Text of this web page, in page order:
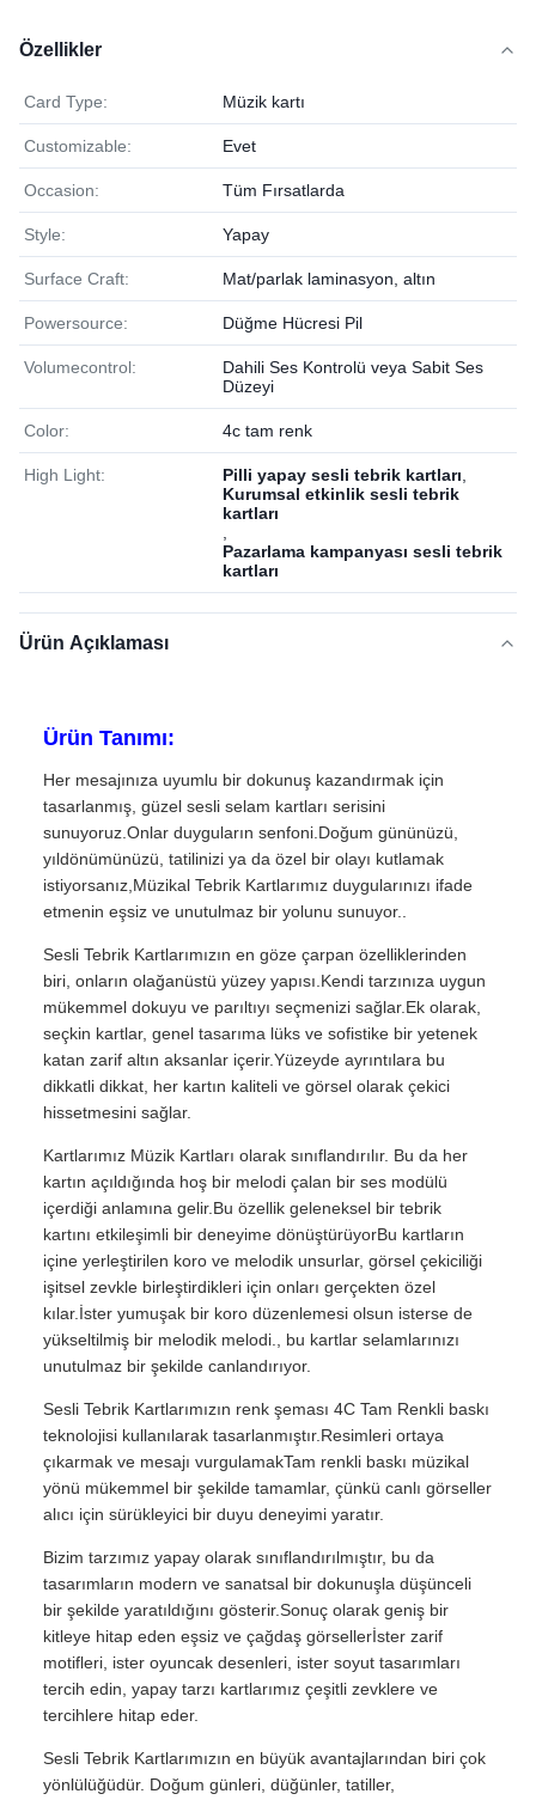
Özellikler
Card Type: Müzik kartı
Customizable: Evet
Occasion: Tüm Fırsatlarda
Style: Yapay
Surface Craft: Mat/parlak laminasyon, altın
Powersource: Düğme Hücresi Pil
Volumecontrol:
Dahili Ses Kontrolü veya Sabit Ses
Düzeyi
Color: 4c tam renk
High Light: Pilli yapay sesli tebrik kartları
Kurumsal etkinlik sesli tebrik
kartları
Pazarlama kampanyası sesli tebrik
kartları
Ürün Açıklaması
Ürün Tanımı:
Her mesajınıza uyumlu bir dokunuş kazandırmak için
tasarlanmış, güzel sesli selam kartları serisini
sunuyoruz.Onlar duyguların senfoni.Doğum gününüzü,
yıldönümünüzü, tatilinizi ya da özel bir olayı kutlamak
istiyorsanız,Müzikal Tebrik Kartlarımız duygularınızı ifade
etmenin eşsiz ve unutulmaz bir yolunu sunuyor..
Sesli Tebrik Kartlarımızın en göze çarpan özelliklerinden
biri, onların olağanüstü yüzey yapısı.Kendi tarzınıza uygun
mükemmel dokuyu ve parıltıyı seçmenizi sağlar.Ek olarak,
seçkin kartlar, genel tasarıma lüks ve sofistike bir yetenek
katan zarif altın aksanlar içerir.Yüzeyde ayrıntılara bu
dikkatli dikkat, her kartın kaliteli ve görsel olarak çekici
hissetmesini sağlar.
Kartlarımız Müzik Kartları olarak sınıflandırılır. Bu da her
kartın açıldığında hoş bir melodi çalan bir ses modülü
içerdiği anlamına gelir.Bu özellik geleneksel bir tebrik
kartını etkileşimli bir deneyime dönüştürüyorBu kartların
içine yerleştirilen koro ve melodik unsurlar, görsel çekiciliği
işitsel zevkle birleştirdikleri için onları gerçekten özel
kılar.İster yumuşak bir koro düzenlemesi olsun isterse de
yükseltilmiş bir melodik melodi., bu kartlar selamlarınızı
unutulmaz bir şekilde canlandırıyor.
Sesli Tebrik Kartlarımızın renk şeması 4C Tam Renkli baskı
teknolojisi kullanılarak tasarlanmıştır.Resimleri ortaya
çıkarmak ve mesajı vurgulamakTam renkli baskı müzikal
yönü mükemmel bir şekilde tamamlar, çünkü canlı görseller
alıcı için sürükleyici bir duyu deneyimi yaratır.
Bizim tarzımız yapay olarak sınıflandırılmıştır, bu da
tasarımların modern ve sanatsal bir dokunuşla düşünceli
bir şekilde yaratıldığını gösterir.Sonuç olarak geniş bir
kitleye hitap eden eşsiz ve çağdaş görsellerİster zarif
motifleri, ister oyuncak desenleri, ister soyut tasarımları
tercih edin, yapay tarzı kartlarımız çeşitli zevklere ve
tercihlere hitap eder.
Sesli Tebrik Kartlarımızın en büyük avantajlarından biri çok
yönlülüğüdür. Doğum günleri, düğünler, tatiller,